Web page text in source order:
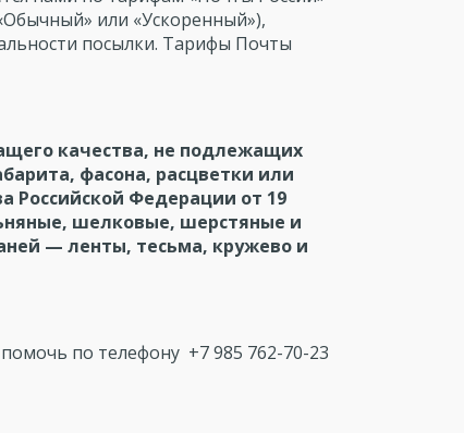
или «Ускоренный»),
посылки. Тарифы Почты
качества, не подлежащих
фасона, расцветки или
Российской Федерации от 19
шелковые, шерстяные и
— ленты, тесьма, кружево и
по телефону +7 985 762-70-23